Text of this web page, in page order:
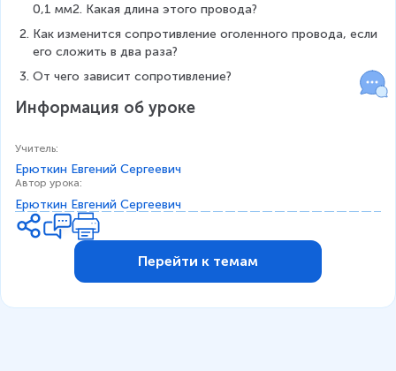
0,1 мм2. Какая длина этого провода?
Как изменится сопротивление оголенного провода, если
его сложить в два раза?
От чего зависит сопротивление?
Информация об уроке
Учитель:
Ерюткин Евгений Сергеевич
Автор урока:
Ерюткин Евгений Сергеевич
Перейти к темам